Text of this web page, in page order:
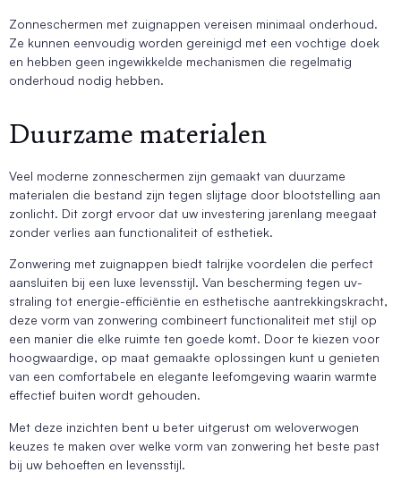
Zonneschermen met zuignappen vereisen minimaal onderhoud.
Ze kunnen eenvoudig worden gereinigd met een vochtige doek
en hebben geen ingewikkelde mechanismen die regelmatig
onderhoud nodig hebben.
Duurzame materialen
Veel moderne zonneschermen zijn gemaakt van duurzame
materialen die bestand zijn tegen slijtage door blootstelling aan
zonlicht. Dit zorgt ervoor dat uw investering jarenlang meegaat
zonder verlies aan functionaliteit of esthetiek.
Zonwering met zuignappen biedt talrijke voordelen die perfect
aansluiten bij een luxe levensstijl. Van bescherming tegen uv-
straling tot energie-efficiëntie en esthetische aantrekkingskracht,
deze vorm van zonwering combineert functionaliteit met stijl op
een manier die elke ruimte ten goede komt. Door te kiezen voor
hoogwaardige, op maat gemaakte oplossingen kunt u genieten
van een comfortabele en elegante leefomgeving waarin warmte
effectief buiten wordt gehouden.
Met deze inzichten bent u beter uitgerust om weloverwogen
keuzes te maken over welke vorm van zonwering het beste past
bij uw behoeften en levensstijl.